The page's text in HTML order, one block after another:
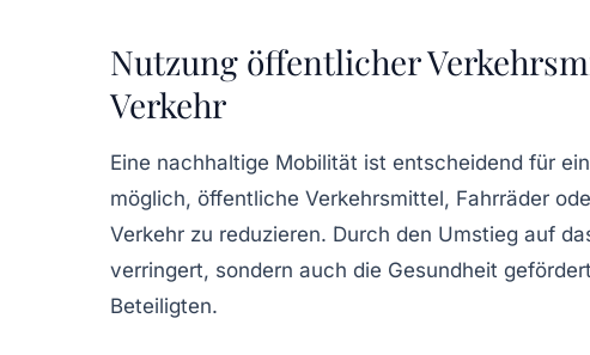
Nutzung öffentlicher
Verkehr
Eine nachhaltige Mobilität ist entscheidend für ein
möglich, öffentliche Verkehrsmittel, Fahrräder
Verkehr zu reduzieren. Durch den Umstieg auf
verringert, sondern auch die Gesundheit
Beteiligten.